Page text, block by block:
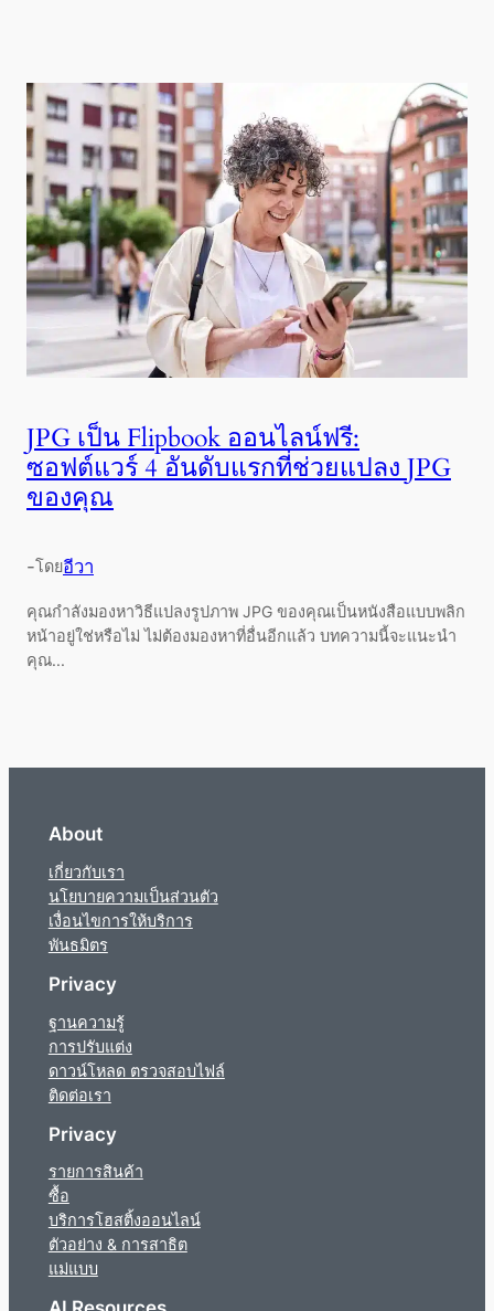
JPG เป็น Flipbook ออนไลน์ฟรี:
ซอฟต์แวร์ 4 อันดับแรกที่ช่วยแปลง JPG
ของคุณ
-โดยอีวา
คุณกำลังมองหาวิธีแปลงรูปภาพ JPG ของคุณเป็นหนังสือแบบพลิก
หน้าอยู่ใช่หรือไม่ ไม่ต้องมองหาที่อื่นอีกแล้ว บทความนี้จะแนะนำ
คุณ...
About
เกี่ยวกับเรา
นโยบายความเป็นส่วนตัว
เงื่อนไขการให้บริการ
พันธมิตร
Privacy
ฐานความรู้
การปรับแต่ง
ดาวน์โหลด ตรวจสอบไฟล์
ติดต่อเรา
Privacy
รายการสินค้า
ซื้อ
บริการโฮสติ้งออนไลน์
ตัวอย่าง & การสาธิต
แม่แบบ